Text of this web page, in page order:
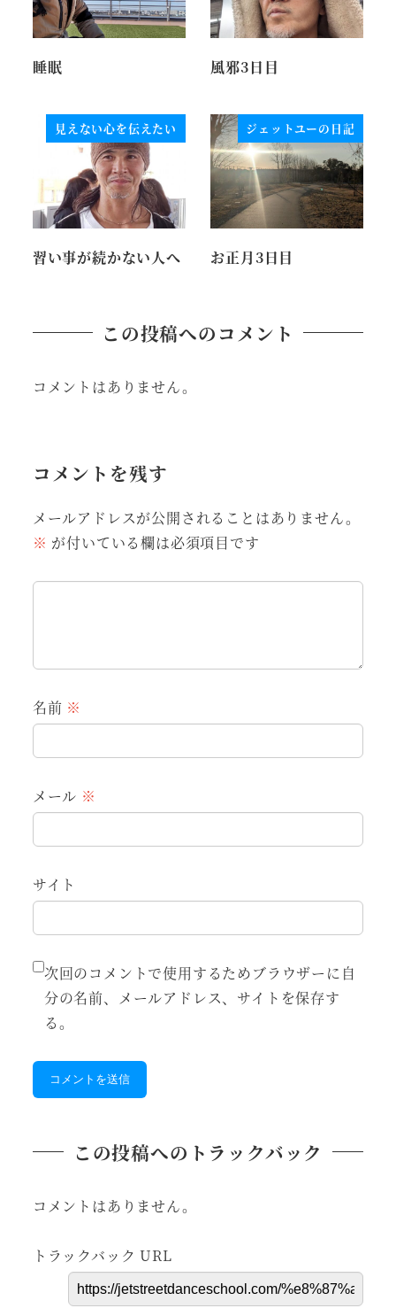
睡眠 風邪3日目
見えない心を伝えたい
習い事が続かない人へ
ジェットユーの日記
お正月3日目
この投稿へのコメント
コメントはありません。
コメントを残す
メールアドレスが公開されることはありません。
※ が付いている欄は必須項目です
名前 ※
メール ※
サイト
次回のコメントで使用するためブラウザーに自
分の名前、メールアドレス、サイトを保存す
る。
この投稿へのトラックバック
コメントはありません。
トラックバック URL